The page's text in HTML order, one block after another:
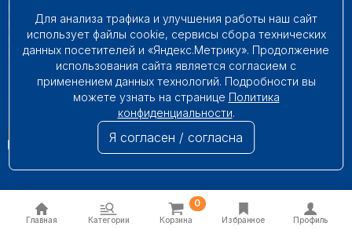
Главная Категории
0
Корзина Избранное Профиль
гармоничного мироустройства. Наши книги можно
встретить на многих книготорговых площадках
России.
© 2009 – 2026. Все права защищены.
Для анализа трафика и улучшения работы наш сайт
использует файлы cookie, сервисы сбора технических
данных посетителей и «Яндекс.Метрику». Продолжение
использования сайта является согласием с
применением данных технологий. Подробности вы
можете узнать на странице Политика
конфиденциальности.
Я согласен / согласна